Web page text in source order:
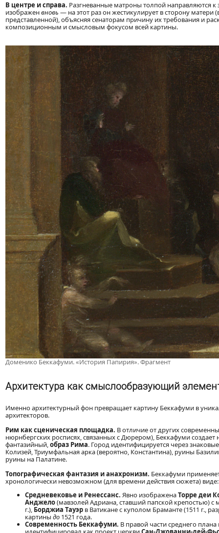
В центре и справа. Разгневанные матроны толпой направляются к
изображенвновь — на этот раз он жестикулирует в сторону
представленной), объясняя сенаторам причину их требования и
композиционным и смысловым фокусом всей картины.
Доменико Беккафуми. «История Папирия». Фрагмент
Архитектура как смыслообразующий
Именно архитектурный фон превращает картину Беккафуми в
архитекторов.
Рим как сценическая площадка. В отличие от других
нюрнбергских росписях, связанных с Дюрером), Беккафуми
фантазийный,образ Рима. Город идентифицируется через
Колизей, Триумфальная арка (вероятно, Константина), руины
руины на Палатине.
Топографическая фантазия и анахронизм. Беккафуми
хронологически невозможном (для времени действия сюжета) виде:
Средневековье и Ренессанс. Явно изображенаТорре деи
Анджело(мавзолей Адриана, ставший папской крепостью) с
г.), Борджиа Тауэр в Ватикане с куполом Браманте (1511 г.,
картины до 1521 года.
Современность Беккафуми. В правой части среднего